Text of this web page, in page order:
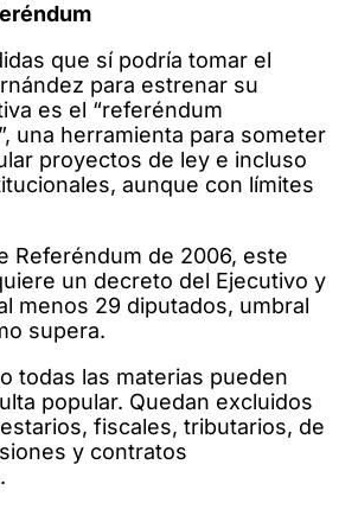
que sí podría tomar el
para estrenar su
es el “referéndum
una herramienta para someter
proyectos de ley e incluso
aunque con límites
Referéndum de 2006, este
un decreto del Ejecutivo y
menos 29 diputados, umbral
supera.
todas las materias pueden
popular. Quedan excluidos
fiscales, tributarios, de
y contratos